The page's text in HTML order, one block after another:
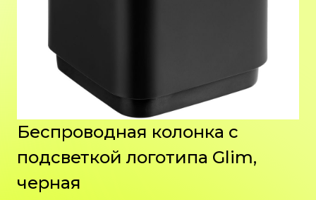
Беспроводная колонка с
подсветкой логотипа Glim,
черная